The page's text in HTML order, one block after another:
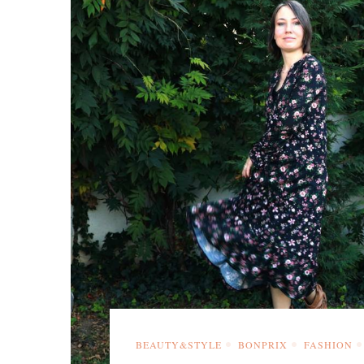
BEAUTY&STYLE BONPRIX FASHION